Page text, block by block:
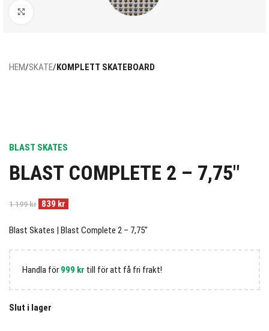
HEM SKATE KOMPLETT SKATEBOARD
BLAST SKATES
BLAST COMPLETE 2 – 7,75″
1 199kr 839 kr
Blast Skates | Blast Complete 2 – 7,75″
Handla för 999 kr till för att få fri frakt!
Slut i lager